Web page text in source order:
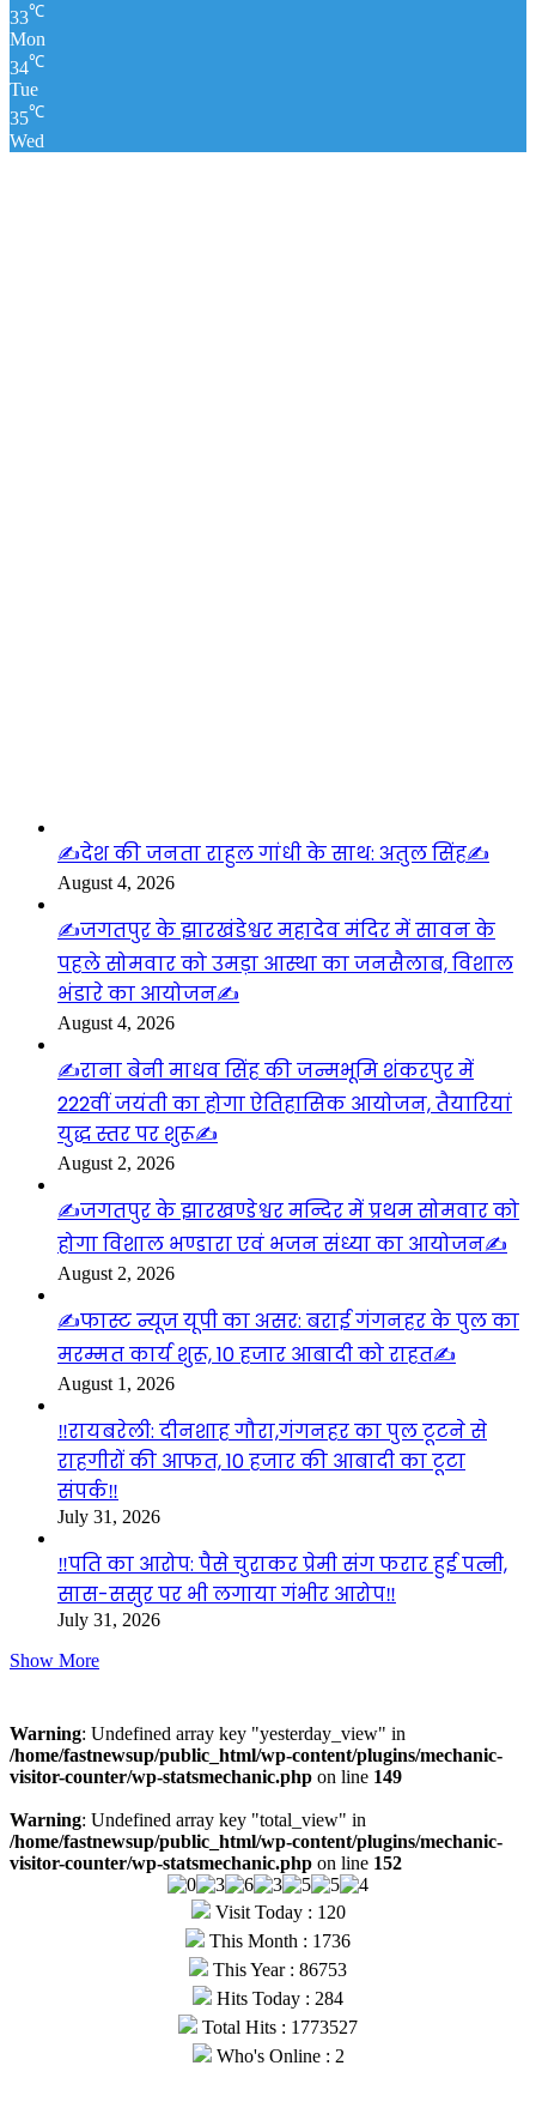
33℃
Mon
34℃
Tue
35℃
Wed
✍️देश की जनता राहुल गांधी के साथ: अतुल सिंह✍️
August 4, 2026
✍️जगतपुर के झारखंडेश्वर महादेव मंदिर में सावन के
पहले सोमवार को उमड़ा आस्था का जनसैलाब, विशाल
भंडारे का आयोजन✍️
August 4, 2026
✍️राना बेनी माधव सिंह की जन्मभूमि शंकरपुर में
222वीं जयंती का होगा ऐतिहासिक आयोजन, तैयारियां
युद्ध स्तर पर शुरू✍️
August 2, 2026
✍️जगतपुर के झारखण्डेश्वर मन्दिर में प्रथम सोमवार को
होगा विशाल भण्डारा एवं भजन संध्या का आयोजन✍️
August 2, 2026
✍️फास्ट न्यूज यूपी का असर: बराई गंगनहर के पुल का
मरम्मत कार्य शुरू, 10 हजार आबादी को राहत✍️
August 1, 2026
‼️रायबरेली: दीनशाह गौरा,गंगनहर का पुल टूटने से
राहगीरों की आफत, 10 हजार की आबादी का टूटा
संपर्क‼️
July 31, 2026
‼️पति का आरोप: पैसे चुराकर प्रेमी संग फरार हुई पत्नी,
सास-ससुर पर भी लगाया गंभीर आरोप‼️
July 31, 2026
Show More
Warning: Undefined array key "yesterday_view" in
/home/fastnewsup/public_html/wp-content/plugins/mechanic-
visitor-counter/wp-statsmechanic.php on line 149
Warning: Undefined array key "total_view" in
/home/fastnewsup/public_html/wp-content/plugins/mechanic-
visitor-counter/wp-statsmechanic.php on line 152
Visit Today : 120
This Month : 1736
This Year : 86753
Hits Today : 284
Total Hits : 1773527
Who's Online : 2